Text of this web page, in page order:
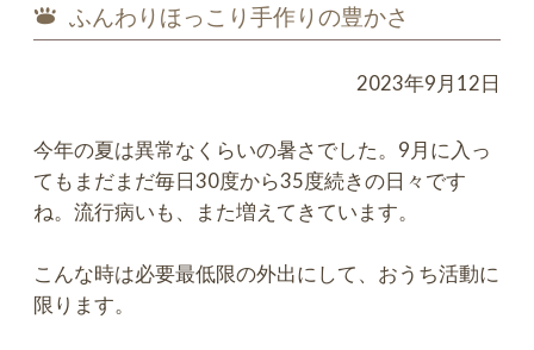
ふんわりほっこり手作りの豊かさ
2023年9月12日
今年の夏は異常なくらいの暑さでした。9月に入っ
てもまだまだ毎日30度から35度続きの日々です
ね。流行病いも、また増えてきています。
こんな時は必要最低限の外出にして、おうち活動に
限ります。